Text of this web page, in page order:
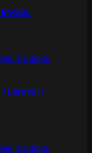
/ Laravel /